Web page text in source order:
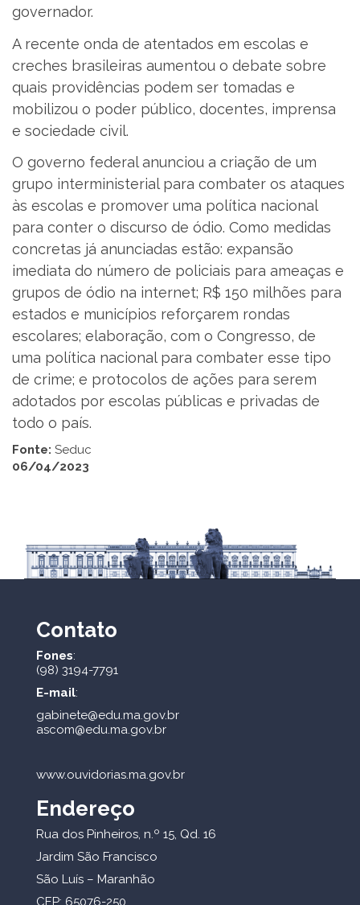
governador.
A recente onda de atentados em escolas e
creches brasileiras aumentou o debate sobre
quais providências podem ser tomadas e
mobilizou o poder público, docentes, imprensa
e sociedade civil.
O governo federal anunciou a criação de um
grupo interministerial para combater os ataques
às escolas e promover uma política nacional
para conter o discurso de ódio. Como medidas
concretas já anunciadas estão: expansão
imediata do número de policiais para ameaças e
grupos de ódio na internet; R$ 150 milhões para
estados e municípios reforçarem rondas
escolares; elaboração, com o Congresso, de
uma política nacional para combater esse tipo
de crime; e protocolos de ações para serem
adotados por escolas públicas e privadas de
todo o país.
Fonte: Seduc
06/04/2023
Contato
Fones:
(98) 3194-7791
E-mail:
gabinete@edu.ma.gov.br
ascom@edu.ma.gov.br
www.ouvidorias.ma.gov.br
Endereço
Rua dos Pinheiros, n.º 15, Qd. 16
Jardim São Francisco
São Luís – Maranhão
CEP: 65076-250